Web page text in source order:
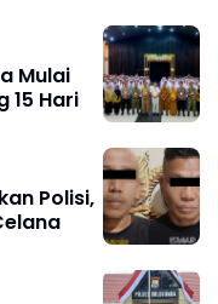
Mulai
15 Hari
Polisi,